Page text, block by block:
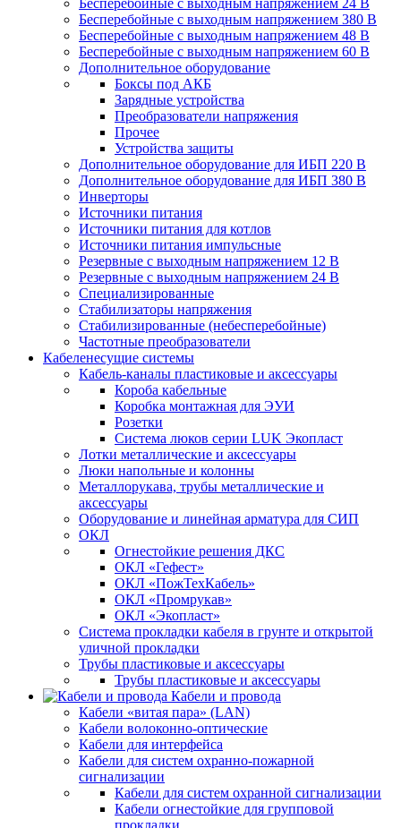
Бесперебойные с выходным напряжением 24 В
Бесперебойные с выходным напряжением 380 В
Бесперебойные с выходным напряжением 48 В
Бесперебойные с выходным напряжением 60 В
Дополнительное оборудование
Боксы под АКБ
Зарядные устройства
Преобразователи напряжения
Прочее
Устройства защиты
Дополнительное оборудование для ИБП 220 В
Дополнительное оборудование для ИБП 380 В
Инверторы
Источники питания
Источники питания для котлов
Источники питания импульсные
Резервные с выходным напряжением 12 В
Резервные с выходным напряжением 24 В
Специализированные
Стабилизаторы напряжения
Стабилизированные (небесперебойные)
Частотные преобразователи
Кабеленесущие системы
Кабель-каналы пластиковые и аксессуары
Короба кабельные
Коробка монтажная для ЭУИ
Розетки
Система люков серии LUK Экопласт
Лотки металлические и аксессуары
Люки напольные и колонны
Металлорукава, трубы металлические и
аксессуары
Оборудование и линейная арматура для СИП
ОКЛ
Огнестойкие решения ДКС
ОКЛ «Гефест»
ОКЛ «ПожТехКабель»
ОКЛ «Промрукав»
ОКЛ «Экопласт»
Система прокладки кабеля в грунте и открытой
уличной прокладки
Трубы пластиковые и аксессуары
Трубы пластиковые и аксессуары
Кабели и провода
Кабели «витая пара» (LAN)
Кабели волоконно-оптические
Кабели для интерфейса
Кабели для систем охранно-пожарной
сигнализации
Кабели для систем охранной сигнализации
Кабели огнестойкие для групповой
прокладки